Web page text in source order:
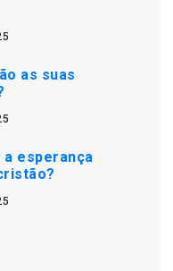
as suas
a esperança